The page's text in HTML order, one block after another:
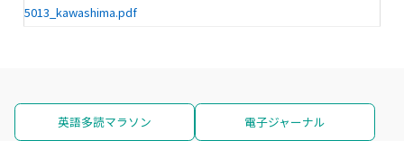
5013_kawashima.pdf
英語多読マラソン 電子ジャーナル